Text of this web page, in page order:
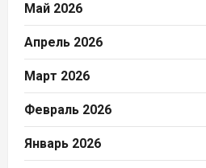
Май 2026
Апрель 2026
Март 2026
Февраль 2026
Январь 2026